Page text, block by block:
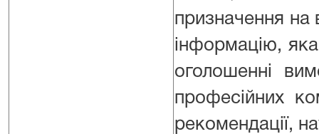
призначення на
інформацію, яка
оголошенні
професійних
рекомендації,